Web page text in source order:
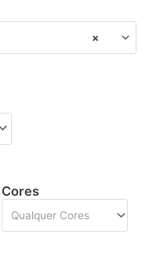
×
Cores
Qualquer Cores